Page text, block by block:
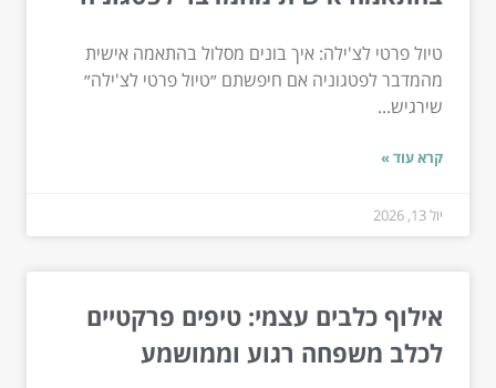
טיול פרטי לצ'ילה: איך בונים מסלול בהתאמה אישית
מהמדבר לפטגוניה אם חיפשתם ״טיול פרטי לצ'ילה״
שירגיש...
קרא עוד »
יול 13, 2026
אילוף כלבים עצמי: טיפים פרקטיים
לכלב משפחה רגוע וממושמע